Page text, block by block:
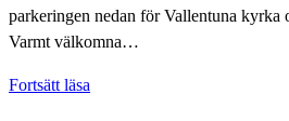
parkeringen nedan för Vallentuna kyrka
Varmt välkomna…
Fortsätt läsa